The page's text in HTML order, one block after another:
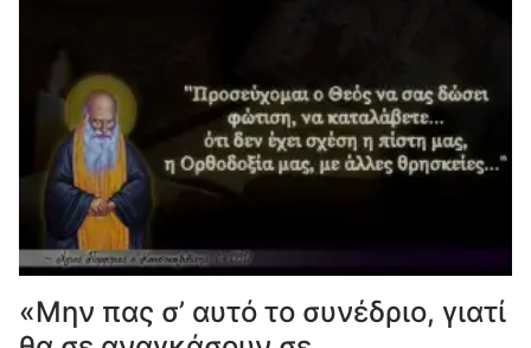
«Μην πας σ’ αυτό το συνέδριο, γιατί